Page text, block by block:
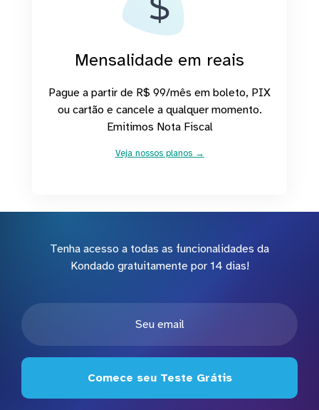
Mensalidade em reais
Pague a partir de R$ 99/mês em boleto, PIX
ou cartão e cancele a qualquer momento.
Emitimos Nota Fiscal
Veja nossos planos →
Tenha acesso a todas as funcionalidades da
Kondado gratuitamente por 14 dias!
Comece seu Teste Grátis